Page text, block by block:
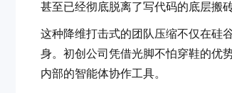
甚至已经彻底脱离了写代码的底层搬
这种降维打击式的团队压缩不仅在硅
身。初创公司凭借光脚不怕穿鞋的优
内部的智能体协作工具。